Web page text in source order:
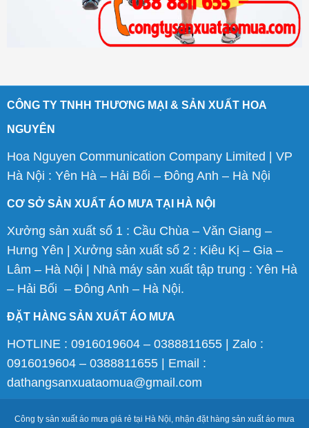
CÔNG TY TNHH THƯƠNG MẠI & SẢN XUẤT HOA
NGUYÊN
Hoa Nguyen Communication Company Limited | VP
Hà Nội : Yên Hà – Hải Bối – Đông Anh – Hà Nội
CƠ SỞ SẢN XUẤT ÁO MƯA TẠI HÀ NỘI
Xưởng sản xuất số 1 : Cầu Chùa – Văn Giang –
Hưng Yên | Xưởng sản xuất số 2 : Kiêu Kị – Gia –
Lâm – Hà Nội | Nhà máy sản xuất tập trung : Yên Hà
– Hải Bối – Đông Anh – Hà Nội.
ĐẶT HÀNG SẢN XUẤT ÁO MƯA
HOTLINE : 0916019604 – 0388811655 | Zalo :
0916019604 – 0388811655 | Email :
dathangsanxuataomua@gmail.com
Công ty sản xuất áo mưa giá rẻ tại Hà Nội, nhận đặt hàng sản xuất áo mưa